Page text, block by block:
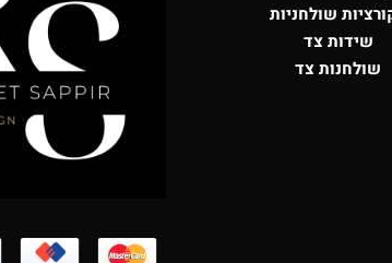
שולחניות
שידות צד
שולחנות צד